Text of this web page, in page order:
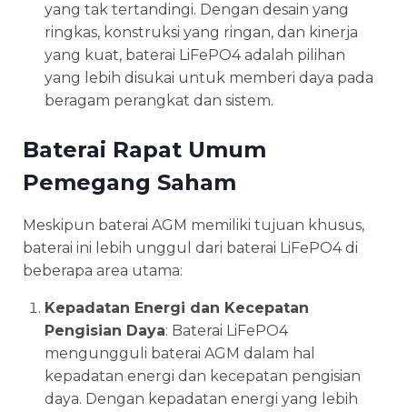
yang tak tertandingi. Dengan desain yang
ringkas, konstruksi yang ringan, dan kinerja
yang kuat, baterai LiFePO4 adalah pilihan
yang lebih disukai untuk memberi daya pada
beragam perangkat dan sistem.
Baterai Rapat Umum
Pemegang Saham
Meskipun baterai AGM memiliki tujuan khusus,
baterai ini lebih unggul dari baterai LiFePO4 di
beberapa area utama:
Kepadatan Energi dan Kecepatan
Pengisian Daya: Baterai LiFePO4
mengungguli baterai AGM dalam hal
kepadatan energi dan kecepatan pengisian
daya. Dengan kepadatan energi yang lebih